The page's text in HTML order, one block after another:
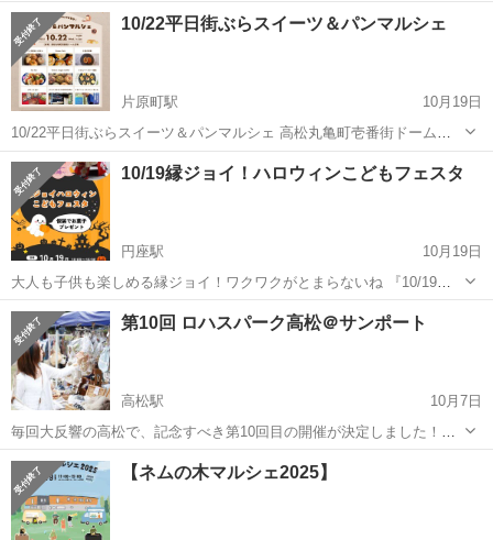
10/22平日街ぶらスイーツ＆パンマルシェ
片原町駅
10月19日
10/22平日街ぶらスイーツ＆パンマルシェ 高松丸亀町壱番街ドーム広
場で開催しまぁ〜す🥐 人気のパン屋さんが大集合！ 水曜日は街ぶらし
ましょ٩(^‿^)۶ パンだけじゃないよ〜 美味しいお弁当もあるよ 癒しブ
ースではヘ...
香川 高松市 片原町駅 地域/お祭り スイーツ
10/19縁ジョイ！ハロウィンこどもフェスタ
円座駅
10月19日
大人も子供も楽しめる縁ジョイ！ワクワクがとまらないね 『10/19縁
ジョイ！ハロウィンこどもフェスタ』が開催されます。 10月はハロウ
ィンですね！ 縁ジョイ恒例のコスプレで来場してくれた子供たちには
お菓子のプレゼント今年も...
香川 高松市 円座駅 地域/お祭り こども
第10回 ロハスパーク高松＠サンポート
高松駅
10月7日
毎回大反響の高松で、記念すべき第10回目の開催が決定しました！！
今回から会場を移し、新しくアリーナが出来たサンポートでの開催で
す！ 回数を重ね、高松市の方にかなり認知して頂いております。 今回
も多くの来場者が見込...
香川 高松市 高松駅 ロハス
【ネムの木マルシェ2025】